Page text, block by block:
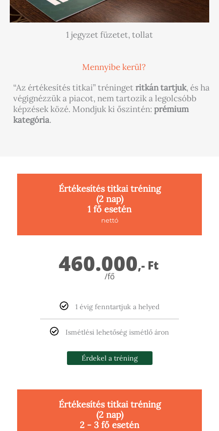
1 jegyzet füzetet, tollat
Mennyibe kerül?
“Az értékesítés titkai” tréningetritkán tartjuk, és ha
végignézzük a piacot, nem tartozik a legolcsóbb
képzések közé. Mondjuk ki őszintén: prémium
kategória.
Értékesítés titkai tréning
(2 nap)
1 fő esetén
nettó
460.000,- Ft
/fő
1 évig fenntartjuk a helyed
Ismétlési lehetőség ismétlő áron
Érdekel a tréning
Értékesítés titkai tréning
(2 nap)
2 - 3 fő esetén